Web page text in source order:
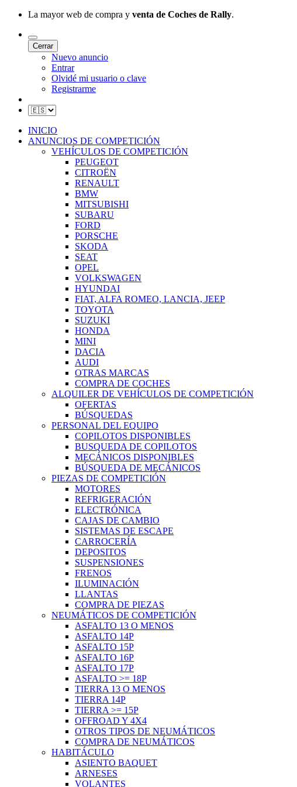
La mayor web de compra y venta de Coches de Rally.
Cerrar
Nuevo anuncio
Entrar
Olvidé mi usuario o clave
Registrarme
INICIO
ANUNCIOS DE COMPETICIÓN
VEHÍCULOS DE COMPETICIÓN
PEUGEOT
CITROËN
RENAULT
BMW
MITSUBISHI
SUBARU
FORD
PORSCHE
SKODA
SEAT
OPEL
VOLKSWAGEN
HYUNDAI
FIAT, ALFA ROMEO, LANCIA, JEEP
TOYOTA
SUZUKI
HONDA
MINI
DACIA
AUDI
OTRAS MARCAS
COMPRA DE COCHES
ALQUILER DE VEHÍCULOS DE COMPETICIÓN
OFERTAS
BÚSQUEDAS
PERSONAL DEL EQUIPO
COPILOTOS DISPONIBLES
BUSQUEDA DE COPILOTOS
MECÁNICOS DISPONIBLES
BÚSQUEDA DE MECÁNICOS
PIEZAS DE COMPETICIÓN
MOTORES
REFRIGERACIÓN
ELECTRÓNICA
CAJAS DE CAMBIO
SISTEMAS DE ESCAPE
CARROCERÍA
DEPOSITOS
SUSPENSIONES
FRENOS
ILUMINACIÓN
LLANTAS
COMPRA DE PIEZAS
NEUMÁTICOS DE COMPETICIÓN
ASFALTO 13 O MENOS
ASFALTO 14P
ASFALTO 15P
ASFALTO 16P
ASFALTO 17P
ASFALTO >= 18P
TIERRA 13 O MENOS
TIERRA 14P
TIERRA >= 15P
OFFROAD Y 4X4
OTROS TIPOS DE NEUMÁTICOS
COMPRA DE NEUMÁTICOS
HABITÁCULO
ASIENTO BAQUET
ARNESES
VOLANTES